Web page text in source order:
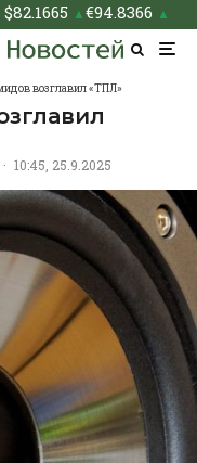
$82.1665 ▲€94.8366 ▲
возглавил «ТПЛ»
· 10:45, 25.9.2025